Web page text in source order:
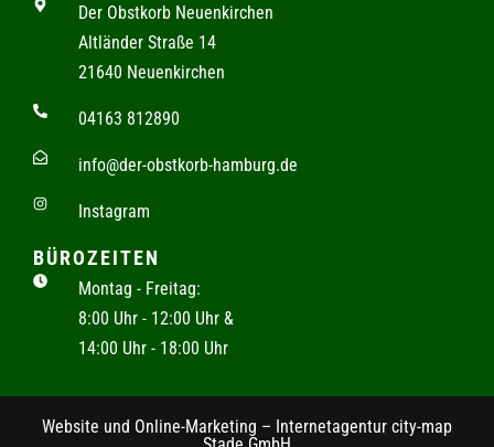
Der Obstkorb Neuenkirchen
Altländer Straße 14
21640 Neuenkirchen
04163 812890
info@der-obstkorb-hamburg.de
Instagram
BÜROZEITEN
Montag - Freitag:
8:00 Uhr - 12:00 Uhr &
14:00 Uhr - 18:00 Uhr
Website und Online-Marketing – Internetagentur city-map